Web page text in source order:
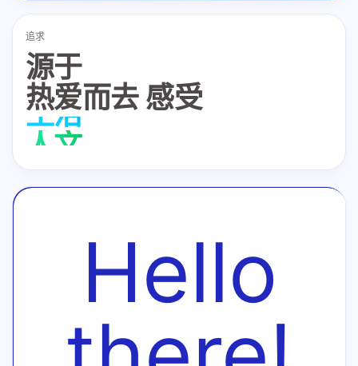
追求
源于
热爱而去 感受
生活
人文
风光
体验
Hello